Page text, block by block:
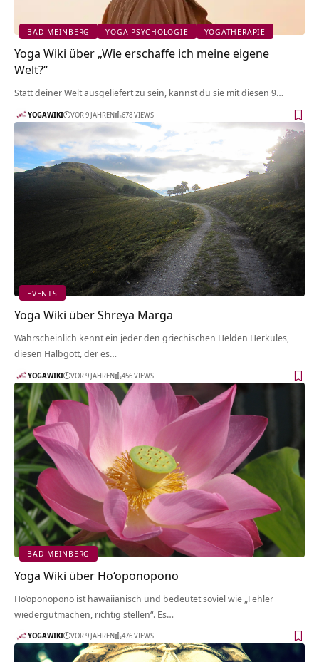
BAD MEINBERG YOGA PSYCHOLOGIE YOGATHERAPIE
Yoga Wiki über „Wie erschaffe ich meine eigene
Welt?“
Statt deiner Welt ausgeliefert zu sein, kannst du sie mit diesen 9…
YOGAWIKI VOR 9 JAHREN 678 VIEWS
EVENTS
Yoga Wiki über Shreya Marga
Wahrscheinlich kennt ein jeder den griechischen Helden Herkules,
diesen Halbgott, der es…
YOGAWIKI VOR 9 JAHREN 456 VIEWS
BAD MEINBERG
Yoga Wiki über Ho‘oponopono
Ho’oponopono ist hawaiianisch und bedeutet soviel wie „Fehler
wiedergutmachen, richtig stellen“. Es…
YOGAWIKI VOR 9 JAHREN 476 VIEWS